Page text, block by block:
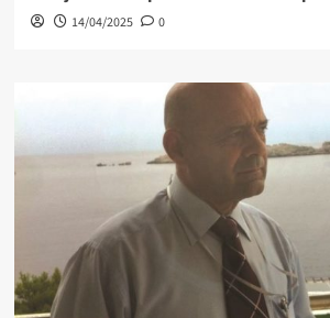
14/04/2025 0